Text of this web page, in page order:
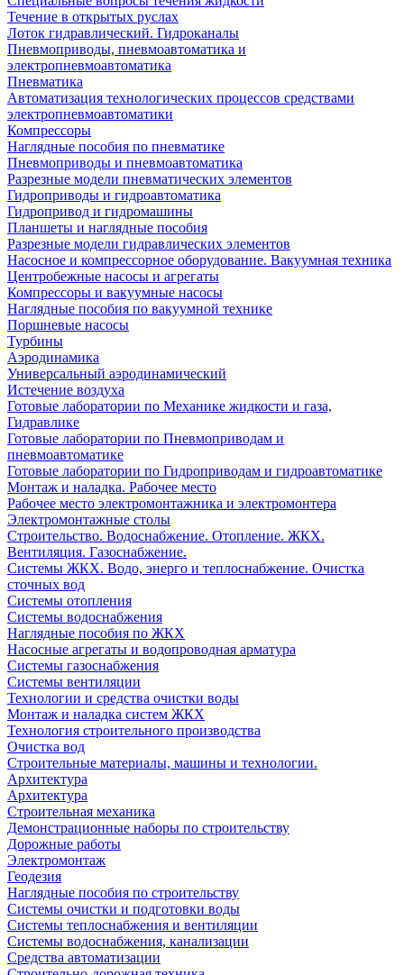
Течение в открытых руслах
Лоток гидравлический. Гидроканалы
Пневмоприводы, пневмоавтоматика и
электропневмоавтоматика
Пневматика
Автоматизация технологических процессов средствами
электропневмоавтоматики
Компрессоры
Наглядные пособия по пневматике
Пневмоприводы и пневмоавтоматика
Разрезные модели пневматических элементов
Гидроприводы и гидроавтоматика
Гидропривод и гидромашины
Планшеты и наглядные пособия
Разрезные модели гидравлических элементов
Насосное и компрессорное оборудование. Вакуумная техника
Центробежные насосы и агрегаты
Компрессоры и вакуумные насосы
Наглядные пособия по вакуумной технике
Поршневые насосы
Турбины
Аэродинамика
Универсальный аэродинамический
Истечение воздуха
Готовые лаборатории по Механике жидкости и газа,
Гидравлике
Готовые лаборатории по Пневмоприводам и
пневмоавтоматике
Готовые лаборатории по Гидроприводам и гидроавтоматике
Монтаж и наладка. Рабочее место
Рабочее место электромонтажника и электромонтера
Электромонтажные столы
Строительство. Водоснабжение. Отопление. ЖКХ.
Вентиляция. Газоснабжение.
Системы ЖКХ. Водо, энерго и теплоснабжение. Очистка
сточных вод
Системы отопления
Системы водоснабжения
Наглядные пособия по ЖКХ
Насосные агрегаты и водопроводная арматура
Системы газоснабжения
Системы вентиляции
Технологии и средства очистки воды
Монтаж и наладка систем ЖКХ
Технология строительного производства
Очистка вод
Строительные материалы, машины и технологии.
Архитектура
Архитектура
Cтроительная механика
Демонстрационные наборы по строительству
Дорожные работы
Электромонтаж
Геодезия
Наглядные пособия по строительству
Системы очистки и подготовки воды
Системы теплоснабжения и вентиляции
Системы водоснабжения, канализации
Средства автоматизации